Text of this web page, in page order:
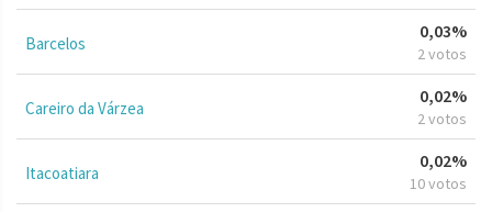
Barcelos
0,03%
2 votos
Careiro da Várzea
0,02%
2 votos
Itacoatiara
0,02%
10 votos